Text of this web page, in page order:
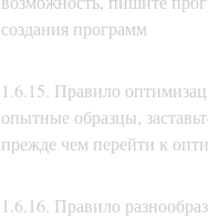
создания программ
1.6.15. Правило
опытные образцы,
прежде чем перейти к
1.6.16. Правило